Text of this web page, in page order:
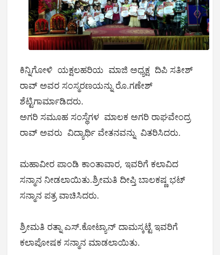
ಕಿನ್ನಿಗೋಳಿ ಯಕ್ಷಲಹರಿಯ ಮಾಜಿ ಅಧ್ಯಕ್ಷ ದಿಪಿ ಸತೀಶ್
ರಾವ್ ಅವರ ಸಂಸ್ಮರಣಯನ್ನು ರೊ.ಗಣೇಶ್
ಶೆಟ್ಟಿಗಾರ್ಮಾಡಿದರು.
ಅಗರಿ ಸಮೂಹ ಸಂಸ್ಥೆಗಳ ಮಾಲಕ ಅಗರಿ ರಾಘವೇಂದ್ರ
ರಾವ್ ಅವರು ವಿದ್ಯಾರ್ಥಿ ವೇತನವನ್ನು ವಿತರಿಸಿದರು.
ಮಹಾವೀರ ಪಾಂಡಿ ಕಾಂತಾವಾರ, ಇವರಿಗೆ ಕಲಾವಿದ
ಸನ್ಮಾನ ನೀಡಲಾಯಿತು.ಶ್ರೀಮತಿ ದೀಪ್ತಿ ಬಾಲಕಷ್ಣ ಭಟ್
ಸನ್ಮಾನ ಪತ್ರ ವಾಚಿಸಿದರು.
ಶ್ರೀಮತಿ ರತ್ನಾ ಎಸ್.ಕೋಟ್ಯಾನ್ ದಾಮಸ್ಕಟ್ಟೆ ಇವರಿಗೆ
ಕಲಾಪೋಷಕ ಸನ್ಮಾನ ಮಾಡಲಾಯಿತು.